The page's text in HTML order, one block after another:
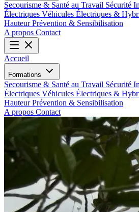
Secourisme & Santé au Travail Sécurité
Électriques Véhicules Électriques &
HauteurPrévention & Sensibilisation
A propos Contact
Accueil
Formations
Secourisme & Santé au Travail Sécurité
Électriques Véhicules Électriques &
HauteurPrévention & Sensibilisation
A propos Contact